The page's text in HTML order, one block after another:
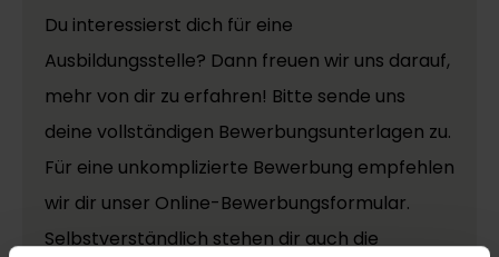
Du interessierst dich für eine
Ausbildungsstelle? Dann freuen wir uns darauf,
mehr von dir zu erfahren! Bitte sende uns
deine vollständigen Bewerbungsunterlagen zu.
Für eine unkomplizierte Bewerbung empfehlen
wir dir unser Online-Bewerbungsformular.
Selbstverständlich stehen dir auch die